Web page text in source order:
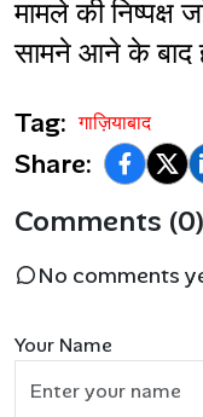
मामले की निष्पक्ष
सामने आने के बाद
Tag: गाज़ियाबाद
Share:
Comments (0)
No comments
Your Name